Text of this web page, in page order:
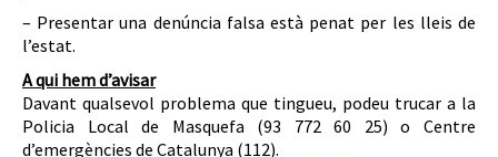
– Presentar una denúncia falsa està penat per les lleis de
l’estat.
A qui hem d’avisar
Davant qualsevol problema que tingueu, podeu trucar a la
Policia Local de Masquefa (93 772 60 25) o Centre
d’emergències de Catalunya (112).